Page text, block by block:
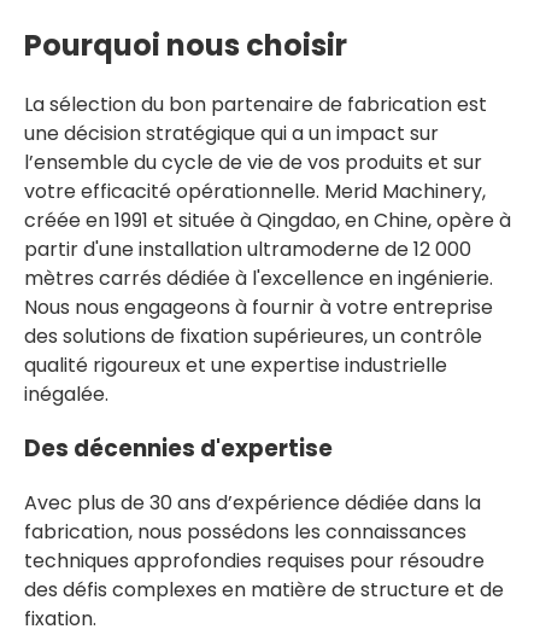
Pourquoi nous choisir
La sélection du bon partenaire de fabrication est
une décision stratégique qui a un impact sur
l’ensemble du cycle de vie de vos produits et sur
votre efficacité opérationnelle. Merid Machinery,
créée en 1991 et située à Qingdao, en Chine, opère à
partir d'une installation ultramoderne de 12 000
mètres carrés dédiée à l'excellence en ingénierie.
Nous nous engageons à fournir à votre entreprise
des solutions de fixation supérieures, un contrôle
qualité rigoureux et une expertise industrielle
inégalée.
Des décennies d'expertise
Avec plus de 30 ans d’expérience dédiée dans la
fabrication, nous possédons les connaissances
techniques approfondies requises pour résoudre
des défis complexes en matière de structure et de
fixation.